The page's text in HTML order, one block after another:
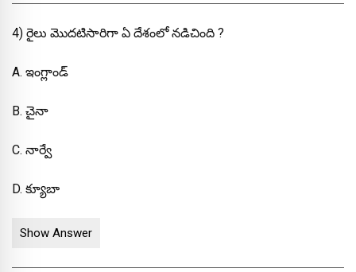
4) రైలు మొదటిసారిగా ఏ దేశంలో నడిచింది ?
A. ఇంగ్లాండ్
B. చైనా
C. నార్వే
D. క్యూబా
Show Answer